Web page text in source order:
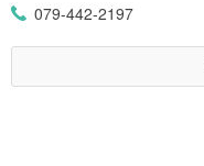
079-442-2197